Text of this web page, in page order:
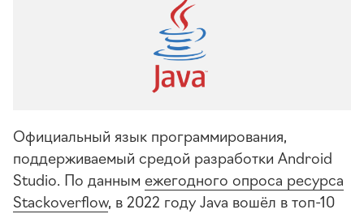
Официальный язык программирования,
поддерживаемый средой разработки Android
Studio. По данным ежегодного опроса ресурса
Stackoverflow, в 2022 году Java вошёл в топ-10